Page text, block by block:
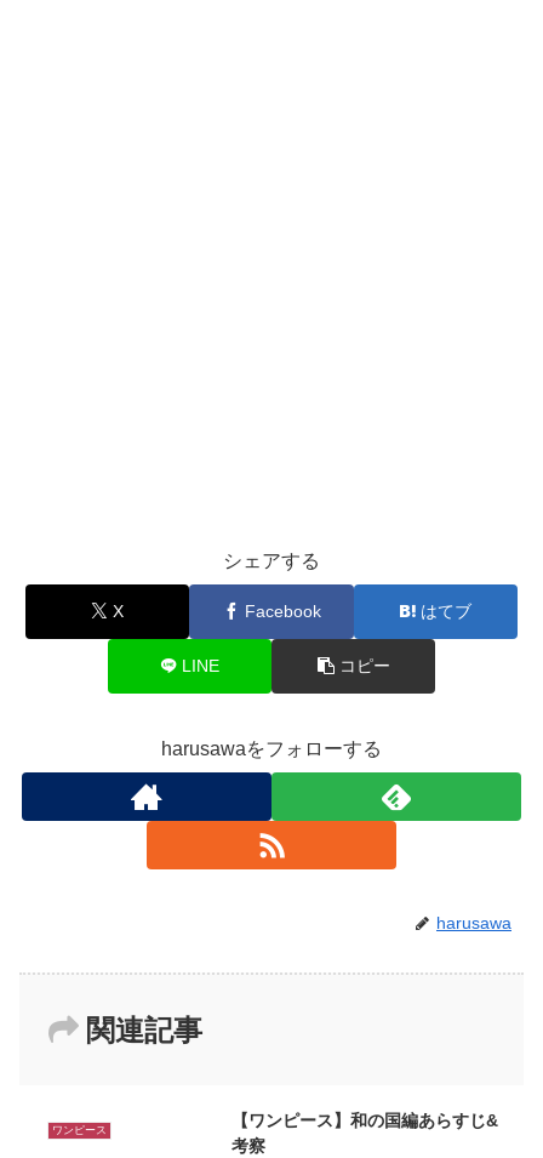
シェアする
X Facebook はてブ
LINE コピー
harusawaをフォローする
harusawa
関連記事
ワンピース
【ワンピース】和の国編あらすじ&
考察